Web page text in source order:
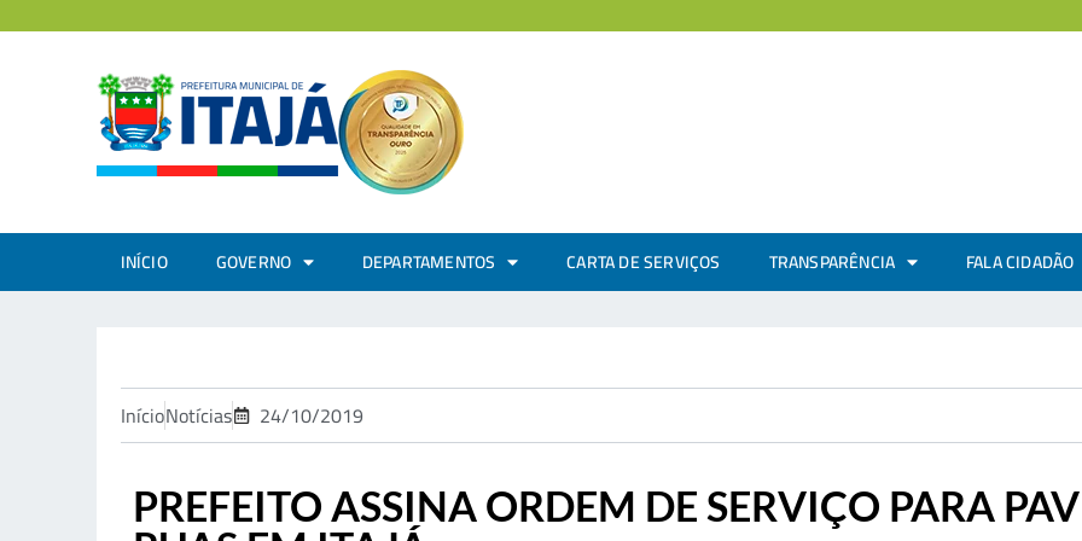
INÍCIO GOVERNO DEPARTAMENTOS CARTA DE SERVIÇOS TRANSPARÊNCIA FALA CIDADÃO
InícioNotícias 24/10/2019
PREFEITO ASSINA ORDEM DE SERVIÇO PARA